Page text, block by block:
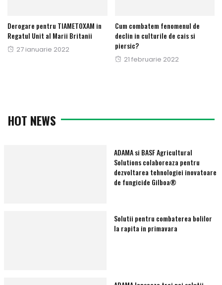
Derogare pentru TIAMETOXAM in
Regatul Unit al Marii Britanii
Publicat
27 ianuarie 2022
Cum combatem fenomenul de
declin in culturile de cais si
piersic?
Publicat
21 februarie 2022
HOT NEWS
ADAMA si BASF Agricultural
Solutions colaboreaza pentru
dezvoltarea tehnologiei inovatoare
de fungicide Gilboa®
Solutii pentru combaterea bolilor
la rapita in primavara